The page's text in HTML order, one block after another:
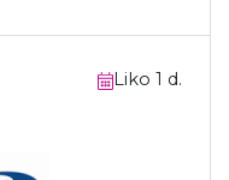
Liko 1 d.